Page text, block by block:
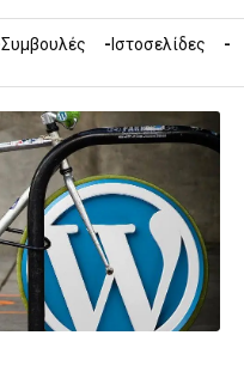
Συμβουλές
Ιστοσελίδες